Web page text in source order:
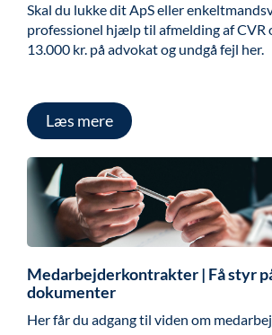
Skal du lukke dit ApS eller
professionel hjælp til afmelding af CVR
13.000 kr. på advokat og undgå fejl her.
Læs mere
Medarbejderkontrakter | Få styr
dokumenter
Her får du adgang til viden om